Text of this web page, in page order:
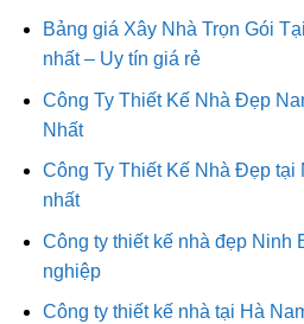
Bảng giá Xây Nhà Trọn Gói
nhất – Uy tín giá rẻ
Công Ty Thiết Kế Nhà Đẹp
Nhất
Công Ty Thiết Kế Nhà Đẹp
nhất
Công ty thiết kế nhà đẹp Ninh
nghiệp
Công ty thiết kế nhà tại Hà